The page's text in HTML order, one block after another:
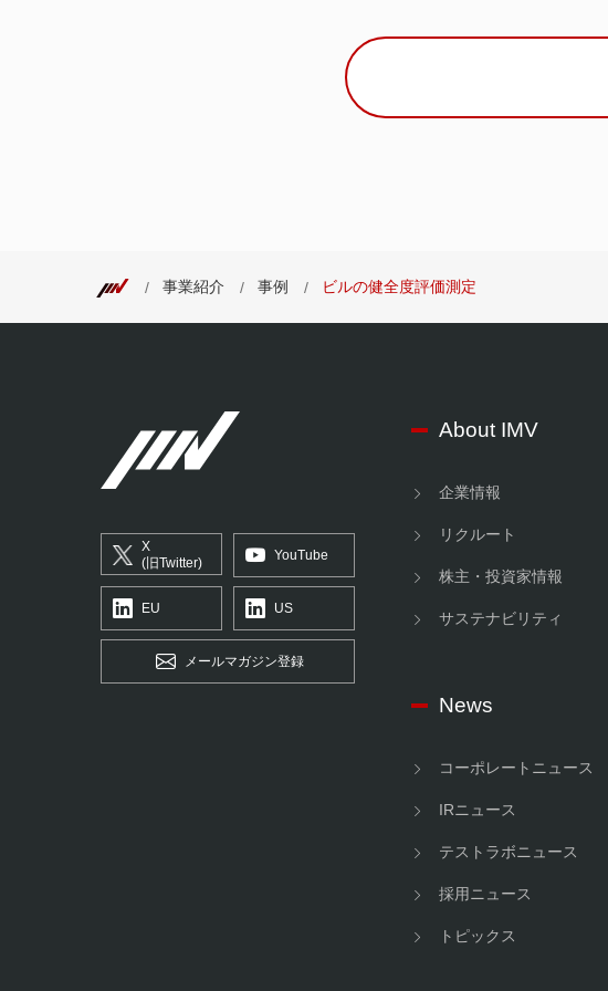
事業紹介 事例 ビルの健全度評価測定
X
(旧Twitter)
YouTube
EU US
メールマガジン登録
About IMV
企業情報
リクルート
株主・投資家情報
サステナビリティ
News
コーポレートニュース
IRニュース
テストラボニュース
採用ニュース
トピックス